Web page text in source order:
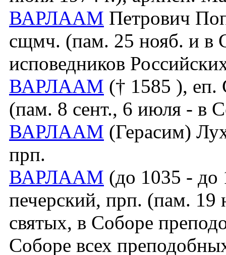
ВАРЛААМ Петрович
сщмч. (пам. 25 нояб. и в
исповедников
ВАРЛААМ († 1585 ), еп.
(пам. 8 сент., 6 июля - в
ВАРЛААМ (Герасим)
прп.
ВАРЛААМ (до 1035 - до
печерский, прп. (пам.
святых, в Соборе
Соборе всех